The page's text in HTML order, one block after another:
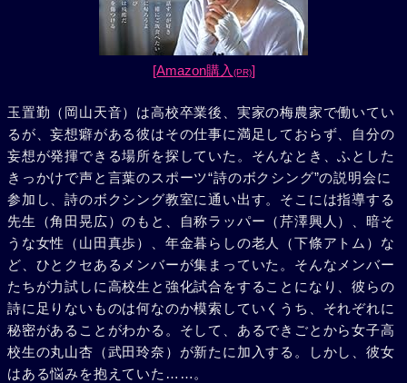
[Amazon購入 (PR)]
玉置勤（岡山天音）は高校卒業後、実家の梅農家で働いてい
るが、妄想癖がある彼はその仕事に満足しておらず、自分の
妄想が発揮できる場所を探していた。そんなとき、ふとした
きっかけで声と言葉のスポーツ“詩のボクシング”の説明会に
参加し、詩のボクシング教室に通い出す。そこには指導する
先生（角田晃広）のもと、自称ラッパー（芹澤興人）、暗そ
うな女性（山田真歩）、年金暮らしの老人（下條アトム）な
ど、ひとクセあるメンバーが集まっていた。そんなメンバー
たちが力試しに高校生と強化試合をすることになり、彼らの
詩に足りないものは何なのか模索していくうち、それぞれに
秘密があることがわかる。そして、あるできごとから女子高
校生の丸山杏（武田玲奈）が新たに加入する。しかし、彼女
はある悩みを抱えていた……。